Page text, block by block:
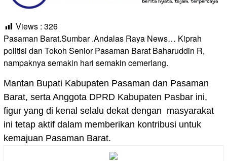
Views : 326
Pasaman Barat.Sumbar .Andalas Raya News… Kiprah
politisi dan Tokoh Senior Pasaman Barat Baharuddin R,
nampaknya semakin hari semakin cemerlang.
Mantan Bupati Kabupaten Pasaman dan Pasaman
Barat, serta Anggota DPRD Kabupaten Pasbar ini,
figur yang di kenal selalu dekat dengan masyarakat
ini tetap aktif dalam memberikan kontribusi untuk
kemajuan Pasaman Barat.